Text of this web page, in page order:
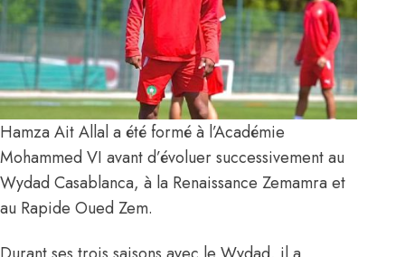
Hamza Ait Allal a été formé à l’Académie
Mohammed VI avant d’évoluer successivement au
Wydad Casablanca, à la Renaissance Zemamra et
au Rapide Oued Zem.